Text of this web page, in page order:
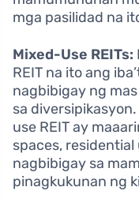
mga pasilidad na
Mixed-Use REITs:
REIT na ito ang
nagbibigay ng
sa
use REIT ay
spaces,
nagbibigay sa
pinagkukunan ng